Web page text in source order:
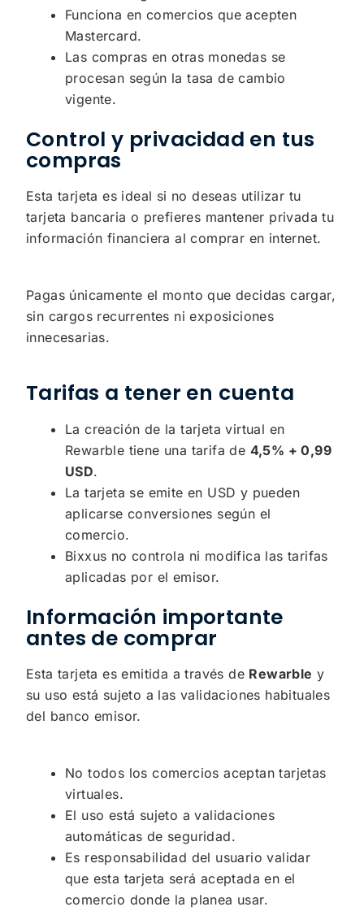
Funciona en comercios que acepten
Mastercard.
Las compras en otras monedas se
procesan según la tasa de cambio
vigente.
Control y privacidad en tus
compras
Esta tarjeta es ideal si no deseas utilizar tu
tarjeta bancaria o prefieres mantener privada tu
información financiera al comprar en internet.
Pagas únicamente el monto que decidas cargar,
sin cargos recurrentes ni exposiciones
innecesarias.
Tarifas a tener en cuenta
La creación de la tarjeta virtual en
Rewarble tiene una tarifa de 4,5% + 0,99
USD.
La tarjeta se emite en USD y pueden
aplicarse conversiones según el
comercio.
Bixxus no controla ni modifica las tarifas
aplicadas por el emisor.
Información importante
antes de comprar
Esta tarjeta es emitida a través de Rewarble y
su uso está sujeto a las validaciones habituales
del banco emisor.
No todos los comercios aceptan tarjetas
virtuales.
El uso está sujeto a validaciones
automáticas de seguridad.
Es responsabilidad del usuario validar
que esta tarjeta será aceptada en el
comercio donde la planea usar.